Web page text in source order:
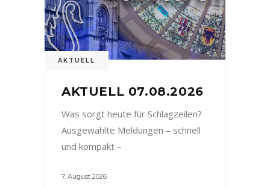
AKTUELL
AKTUELL 07.08.2026
Was sorgt heute für Schlagzeilen?
Ausgewählte Meldungen – schnell
und kompakt –
7. August 2026